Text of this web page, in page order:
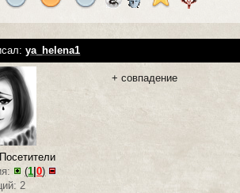
ya_helena1
Посетители
(1 |0)
2
+ совпадение